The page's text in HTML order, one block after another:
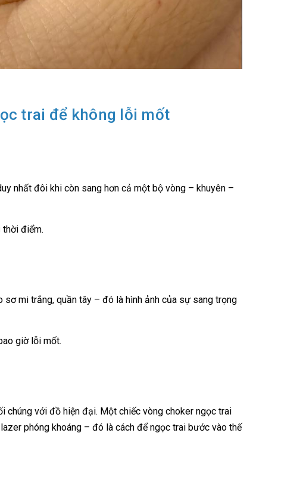
trai để không lỗi mốt
nhất đôi khi còn sang hơn cả một bộ vòng – khuyên –
thời điểm.
mi trắng, quần tây – đó là hình ảnh của sự sang trọng
giờ lỗi mốt.
chúng với đồ hiện đại. Một chiếc vòng choker ngọc trai
phóng khoáng – đó là cách để ngọc trai bước vào thế